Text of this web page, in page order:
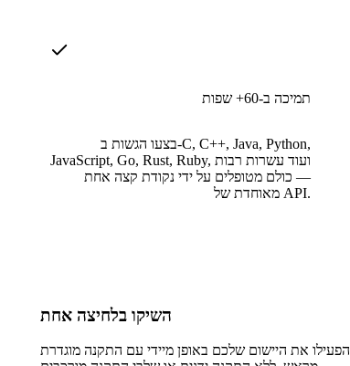
תמיכה ב-60+ שפות
בצעו הגשות ב-C, C++, Java, Python,
JavaScript, Go, Rust, Ruby, ועוד עשרות רבות
— כולם מטופלים על ידי נקודת קצה אחת
מאוחדת של API.
השיקו בלחיצה אחת
הפעילו את היישום שלכם באופן מיידי עם התקנה מוגדרת